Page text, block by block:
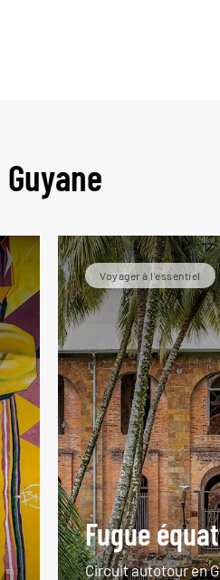
Voyager à l’essentiel
Fugue
Circuit autotour en